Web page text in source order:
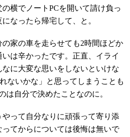
横でノートPCを開いて請け負っ
なったら帰宅して、と。
家の車を走らせても2時間ほどか
は辛かったです。正直、イライ
に大変な思いをしないといけな
ないかな」と思ってしまうことも
は自分で決めたことなのに。
って自分なりに頑張って寄り添
てからについては後悔は無いで